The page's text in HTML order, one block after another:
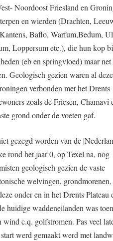
Noordoost Friesland en
en wierden (Drachten,
Baflo, Warfum,Bedum,
Loppersum etc.), die hun kop
(eb en springvloed) maar net
Geologisch gezien waren al
verbonden met het Drents
zoals de Friesen, Chamavi
grond onder de voeten gaf.
gezegd worden van de
rond het jaar 0, op Texel na, nog
geologisch gezien de vaste
welvingen, grondmorenen,
onder en in het Drents Plateau
huidige waddeneilanden was
wind c.q. golfstromen. Pas veel
werd gemaakt werd met